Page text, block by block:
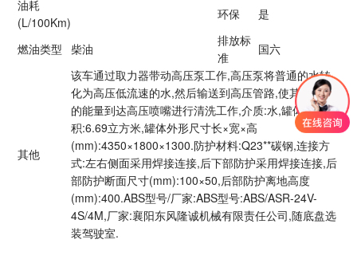
油耗
(L/100Km)
环保 是
燃油类型 柴油
排放标
准
国六
其他
该车通过取力器带动高压泵工作,高压泵将普通的水转
化为高压低流速的水,然后输送到高压管路,使其以一定
的能量到达高压喷嘴进行清洗工作,介质:水,罐体有效容
积:6.69立方米,罐体外形尺寸长×宽×高
(mm):4350×1800×1300.防护材料:Q23**碳钢,连接方
式:左右侧面采用焊接连接,后下部防护采用焊接连接,后
部防护断面尺寸(mm):100×50,后部防护离地高度
(mm):400.ABS型号/厂家:ABS型号:ABS/ASR-24V-
4S/4M,厂家:襄阳东风隆诚机械有限责任公司,随底盘选
装驾驶室.